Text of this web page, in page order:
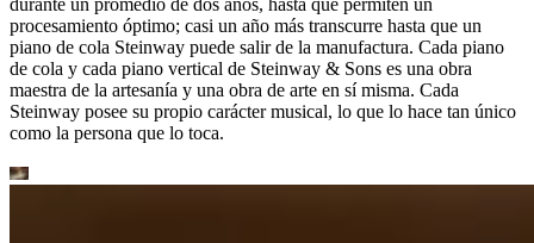
procesamiento óptimo; casi un año más transcurre hasta que un
piano de cola Steinway puede salir de la manufactura. Cada piano
de cola y cada piano vertical de Steinway ⁠&⁠ Sons es una obra
maestra de la artesanía y una obra de arte en sí misma. Cada
Steinway posee su propio carácter musical, lo que lo hace tan único
como la persona que lo toca.